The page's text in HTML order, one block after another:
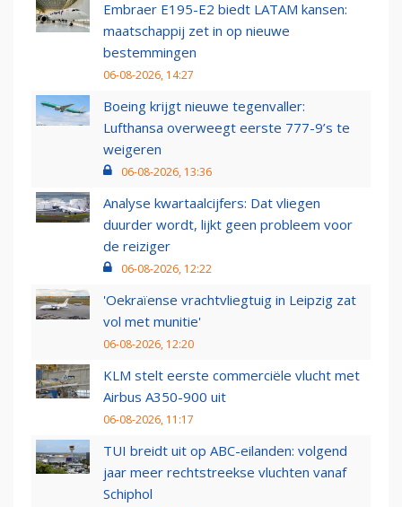
Embraer E195-E2 biedt LATAM kansen:
maatschappij zet in op nieuwe
bestemmingen
06-08-2026, 14:27
Boeing krijgt nieuwe tegenvaller:
Lufthansa overweegt eerste 777-9’s te
weigeren
06-08-2026, 13:36
Analyse kwartaalcijfers: Dat vliegen
duurder wordt, lijkt geen probleem voor
de reiziger
06-08-2026, 12:22
'Oekraïense vrachtvliegtuig in Leipzig zat
vol met munitie'
06-08-2026, 12:20
KLM stelt eerste commerciële vlucht met
Airbus A350-900 uit
06-08-2026, 11:17
TUI breidt uit op ABC-eilanden: volgend
jaar meer rechtstreekse vluchten vanaf
Schiphol